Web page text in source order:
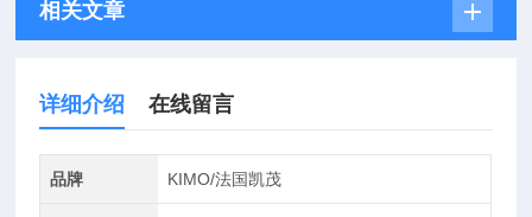
相关文章
详细介绍 在线留言
品牌 KIMO/法国凯茂